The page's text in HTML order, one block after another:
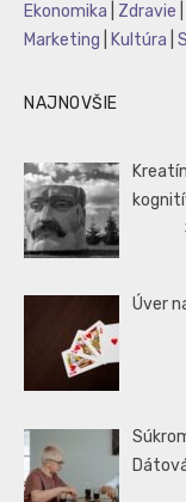
Ekonomika
Zdravie
Marketing
Kultúra
NAJNOVŠIE
Úver